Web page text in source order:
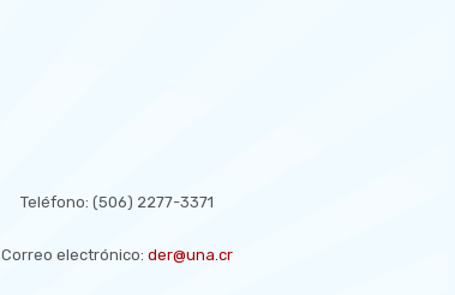
Teléfono:(506) 2277-3371
Correo electrónico:der@una.cr